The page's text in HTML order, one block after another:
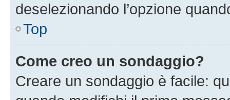
deselezionando l’opzione
Top
Come creo un sondaggio?
Creare un sondaggio è facile: